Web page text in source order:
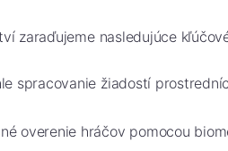
zaraďujeme nasledujúce
spracovanie žiadostí
overenie hráčov pomocou